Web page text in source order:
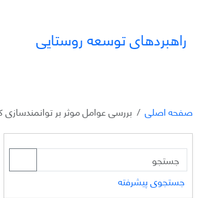
راهبردهای توسعه روستایی
صفحه اصلی بررسی عوامل موثر بر
جستجوی پیشرفته